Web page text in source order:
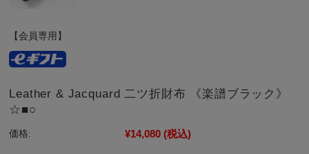
【会員専用】
Leather & Jacquard 二ツ折財布 《楽譜ブラック》
☆■○
価格: ¥14,080 (税込)